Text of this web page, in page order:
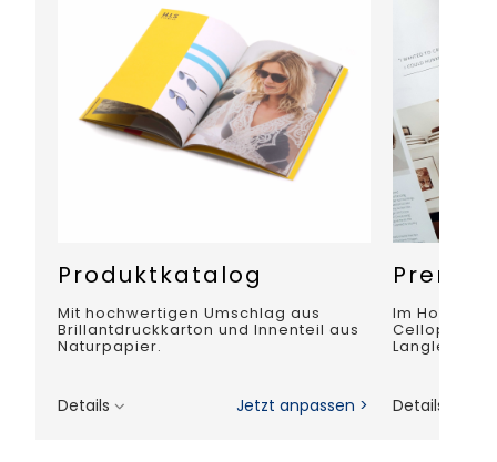
Produktkatalog
Mit hochwertigen Umschlag aus
Brillantdruckkarton und Innenteil aus
Naturpapier.
Details Jetzt anpassen >
Im
Details